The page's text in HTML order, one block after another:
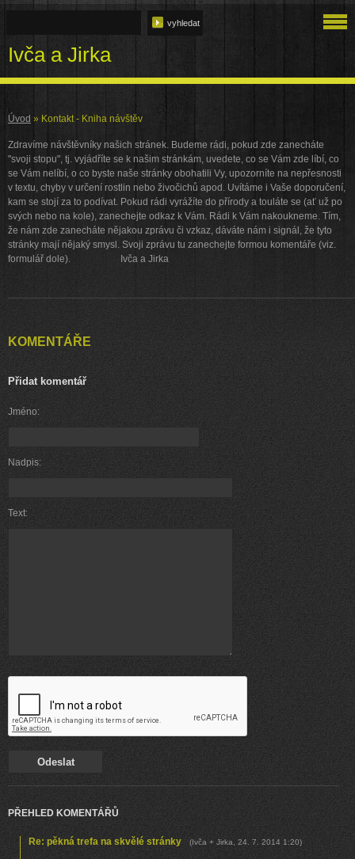
Ivča a Jirka
Úvod » Kontakt - Kniha návštěv
Zdravíme návštěvníky našich stránek. Budeme rádi, pokud zde zanecháte
"svoji stopu", tj. vyjádříte se k našim stránkám, uvedete, co se Vám zde líbí, co
se Vám nelíbí, o co byste naše stránky obohatili Vy, upozorníte na nepřesnosti
v textu, chyby v určení rostlin nebo živočichů apod. Uvítáme i Vaše doporučení,
kam se stojí za to podívat. Pokud rádi vyrážíte do přírody a touláte se (ať už po
svých nebo na kole), zanechejte odkaz k Vám. Rádi k Vám nakoukneme. Tím,
že nám zde zanecháte nějakou zprávu či vzkaz, dáváte nám i signál, že tyto
stránky mají nějaký smysl. Svoji zprávu tu zanechejte formou komentáře (viz.
formulář dole). Ivča a Jirka
KOMENTÁŘE
Přidat komentář
Jméno:
Nadpis:
Text:
PŘEHLED KOMENTÁŘŮ
Re: pěkná trefa na skvělé stránky (Ivča + Jirka 24. 7. 2014 1:20)